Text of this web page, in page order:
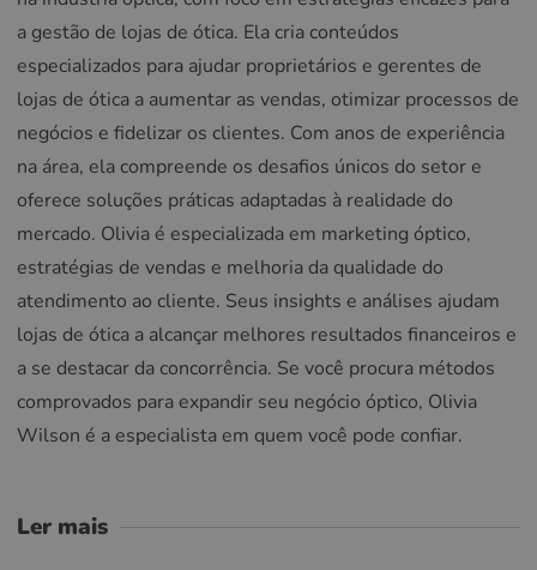
a gestão de lojas de ótica. Ela cria conteúdos
especializados para ajudar proprietários e gerentes de
lojas de ótica a aumentar as vendas, otimizar processos de
negócios e fidelizar os clientes. Com anos de experiência
na área, ela compreende os desafios únicos do setor e
oferece soluções práticas adaptadas à realidade do
mercado. Olivia é especializada em marketing óptico,
estratégias de vendas e melhoria da qualidade do
atendimento ao cliente. Seus insights e análises ajudam
lojas de ótica a alcançar melhores resultados financeiros e
a se destacar da concorrência. Se você procura métodos
comprovados para expandir seu negócio óptico, Olivia
Wilson é a especialista em quem você pode confiar.
Ler mais